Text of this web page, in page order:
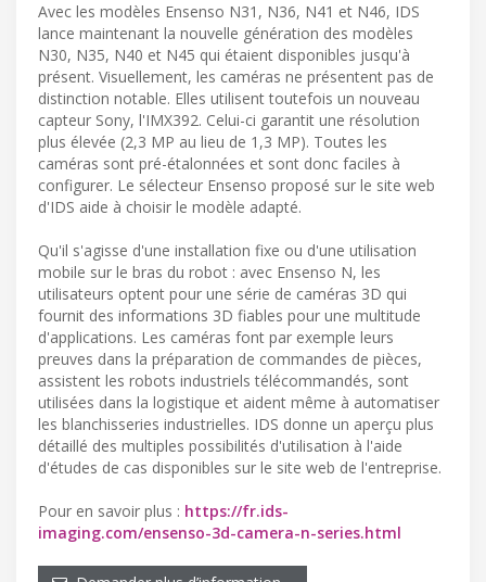
Avec les modèles Ensenso N31, N36, N41 et N46, IDS
lance maintenant la nouvelle génération des modèles
N30, N35, N40 et N45 qui étaient disponibles jusqu'à
présent. Visuellement, les caméras ne présentent pas de
distinction notable. Elles utilisent toutefois un nouveau
capteur Sony, l'IMX392. Celui-ci garantit une résolution
plus élevée (2,3 MP au lieu de 1,3 MP). Toutes les
caméras sont pré-étalonnées et sont donc faciles à
configurer. Le sélecteur Ensenso proposé sur le site web
d'IDS aide à choisir le modèle adapté.
Qu'il s'agisse d'une installation fixe ou d'une utilisation
mobile sur le bras du robot : avec Ensenso N, les
utilisateurs optent pour une série de caméras 3D qui
fournit des informations 3D fiables pour une multitude
d'applications. Les caméras font par exemple leurs
preuves dans la préparation de commandes de pièces,
assistent les robots industriels télécommandés, sont
utilisées dans la logistique et aident même à automatiser
les blanchisseries industrielles. IDS donne un aperçu plus
détaillé des multiples possibilités d'utilisation à l'aide
d'études de cas disponibles sur le site web de l'entreprise.
Pour en savoir plus : https://fr.ids-
imaging.com/ensenso-3d-camera-n-series.html